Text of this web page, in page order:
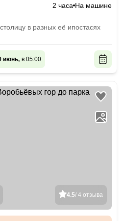
2 часа На машине
в разных её ипостасях
июнь, в 05:00
4.5/ 4 отзыва